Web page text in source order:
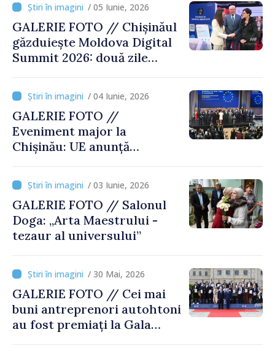
/ 05 Iunie, 2026
GALERIE FOTO // Chișinăul
găzduiește Moldova Digital
Summit 2026: două zile
transformării digitale
/ 04 Iunie, 2026
GALERIE FOTO //
Eveniment major la
Chișinău: UE anunță
în Republica Moldova
/ 03 Iunie, 2026
GALERIE FOTO // Salonul
Doga: „Arta Maestrului -
tezaur al universului”
/ 30 Mai, 2026
GALERIE FOTO // Cei mai
buni antreprenori autohtoni
au fost premiați la Gala